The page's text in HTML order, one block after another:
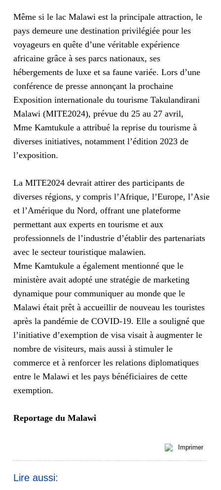
Même si le lac Malawi est la principale attraction, le
pays demeure une destination privilégiée pour les
voyageurs en quête d’une véritable expérience
africaine grâce à ses parcs nationaux, ses
hébergements de luxe et sa faune variée. Lors d’une
conférence de presse annonçant la prochaine
Exposition internationale du tourisme Takulandirani
Malawi (MITE2024), prévue du 25 au 27 avril,
Mme Kamtukule a attribué la reprise du tourisme à
diverses initiatives, notamment l’édition 2023 de
l’exposition.
La MITE2024 devrait attirer des participants de
diverses régions, y compris l’Afrique, l’Europe, l’Asie
et l’Amérique du Nord, offrant une plateforme
permettant aux experts en tourisme et aux
professionnels de l’industrie d’établir des partenariats
avec le secteur touristique malawien.
Mme Kamtukule a également mentionné que le
ministère avait adopté une stratégie de marketing
dynamique pour communiquer au monde que le
Malawi était prêt à accueillir de nouveau les touristes
après la pandémie de COVID-19. Elle a souligné que
l’initiative d’exemption de visa visait à augmenter le
nombre de visiteurs, mais aussi à stimuler le
commerce et à renforcer les relations diplomatiques
entre le Malawi et les pays bénéficiaires de cette
exemption.
Reportage du Malawi
Imprimer
Lire aussi: